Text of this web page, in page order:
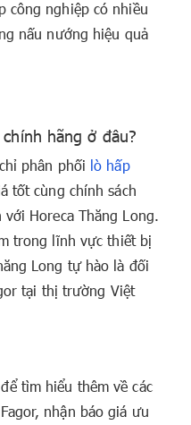
công nghiệp có nhiều
nấu nướng hiệu quả
hãng ở đâu?
phân phối lò hấp
tốt cùng chính sách
Horeca Thăng Long.
trong lĩnh vực thiết bị
Long tự hào là đối
tại thị trường Việt
để tìm hiểu thêm về các
nhận báo giá ưu